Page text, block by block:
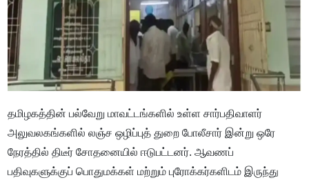
தமிழகத்தின் பல்வேறு மாவட்டங்களில் உள்ள சார்பதிவாளர்
அலுவலகங்களில் லஞ்ச ஒழிப்புத் துறை போலீசார் இன்று ஒரே
நேரத்தில் திடீர் சோதனையில் ஈடுபட்டனர். ஆவணப்
பதிவுகளுக்குப் பொதுமக்கள் மற்றும் புரோக்கர்களிடம் இருந்து